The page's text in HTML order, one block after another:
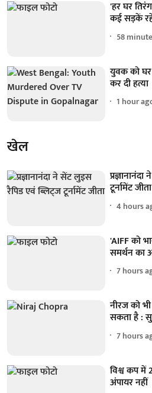
'हर घर
कई सड़कें
58
युवक को
कर दी हत्या
1 hour
खेल
टूर्नामेंट जीता
4 hours
'AIFF को
समर्थन का
7 hours
नीरज को
सकता है :
7 hours
विश्व कप में
अंपायर नहीं